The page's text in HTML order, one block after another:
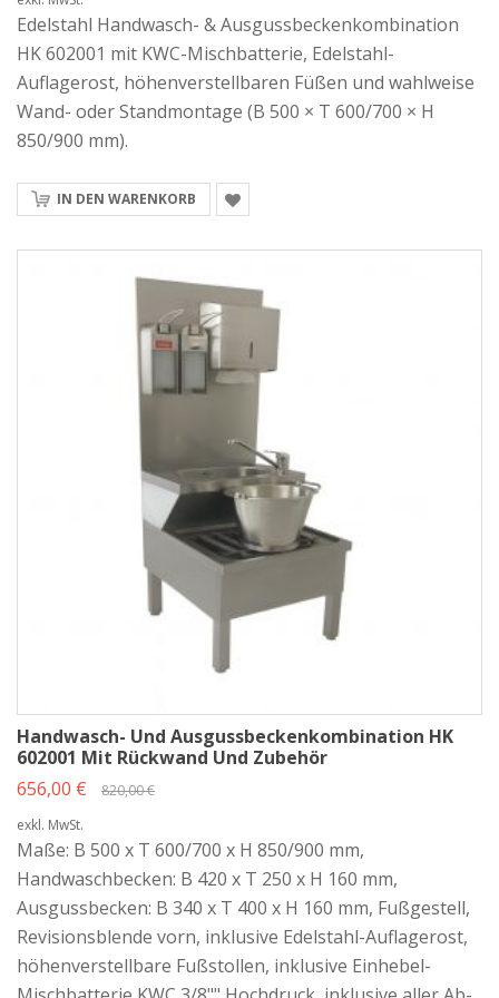
Unsere Kombinationslösungen verbinden ein Handwaschbecken mit
einem separaten Ausgussbecken. Dadurch können Handhygiene und
Reinigungsarbeiten räumlich getrennt durchgeführt werden.
Erhältliche Varianten:
mit Rückwand
mit integrierter Abfallschublade
Die Rückwand-Modelle ermöglichen eine strukturierte Ausstattung mit
zusätzlichem Hygienezubehör.
Optionales Zubehör für erweiterte
Hygienelösungen
Bei Varianten mit Rückwand (HWA) kann optional weiteres Zubehör
Desinfektionsmittelspender
So entsteht ein kompletter Hygiene-Waschplatz, der alle Anforderungen
moderner Arbeitsstätten erfüllt.
Gastronomie & Großküchen
Bäckereien & Lebensmittelproduktion
Fleischereien
Labore
Handwerks- und Industriebetriebe
Durch die robuste Edelstahlkonstruktion sind alle Modelle
korrosionsbeständig, langlebig und besonders pflegeleicht – ideal für
dauerhaft hygienische Arbeitsumgebungen.
Edelstahl Handwasch- & Ausgussbeckenkombination
HK 602001 mit KWC-Mischbatterie, Edelstahl-
Auflagerost, höhenverstellbaren Füßen und wahlweise
Wand- oder Standmontage (B 500 × T 600/700 × H
850/900 mm).
IN DEN WARENKORB
Handwasch- Und Ausgussbeckenkombination HK
602001 Mit Rückwand Und Zubehör
656,00 €
820,00 €
exkl. MwSt.
Maße: B 500 x T 600/700 x H 850/900 mm,
Handwaschbecken: B 420 x T 250 x H 160 mm,
Ausgussbecken: B 340 x T 400 x H 160 mm, Fußgestell,
Revisionsblende vorn, inklusive Edelstahl-Auflagerost,
höhenverstellbare Fußstollen, inklusive Einhebel-